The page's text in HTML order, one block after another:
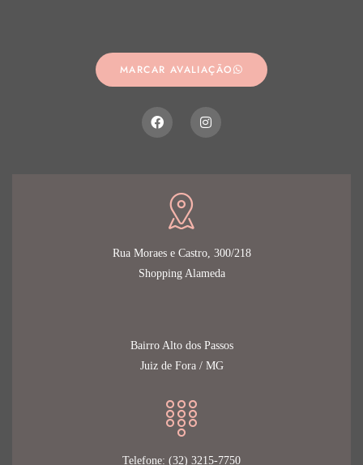
MARCAR AVALIAÇÃO
Rua Moraes e Castro, 300/218
Shopping Alameda
Bairro Alto dos Passos
Juiz de Fora / MG
Telefone: (32) 3215-7750